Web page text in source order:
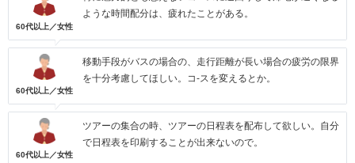
60代以上／女性
ような時間配分は、疲れたことがある。
60代以上／女性
移動手段がバスの場合の、走行距離が長い場合の疲労の限界
を十分考慮してほしい。コ-スを変えるとか。
60代以上／女性
ツアーの集合の時、ツアーの日程表を配布して欲しい。自分
で日程表を印刷することが出来ないので。